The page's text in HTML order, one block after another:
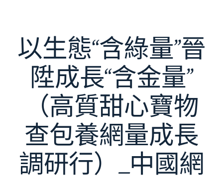
以生態“含綠量”晉
陞成長“含金量”
（高質甜心寶物
查包養網量成長
調研行）_中國網